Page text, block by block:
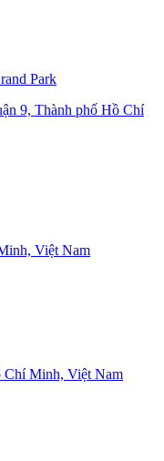
Park
9, Thành phố Hồ Chí
Việt Nam
Chí Minh, Việt Nam